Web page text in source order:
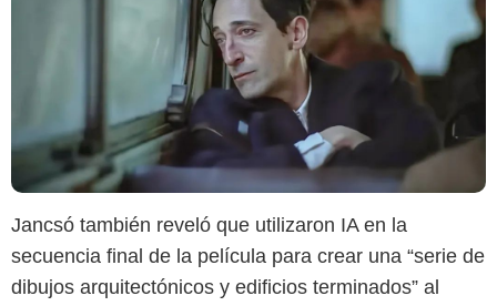
Jancsó también reveló que utilizaron IA en la
secuencia final de la película para crear una “serie de
dibujos arquitectónicos y edificios terminados” al